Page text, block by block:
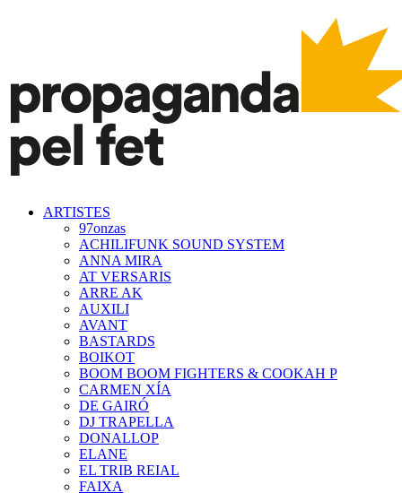
ARTISTES
97onzas
ACHILIFUNK SOUND SYSTEM
ANNA MIRA
AT VERSARIS
ARRE AK
AUXILI
AVANT
BASTARDS
BOIKOT
BOOM BOOM FIGHTERS & COOKAH P
CARMEN XÍA
DE GAIRÓ
DJ TRAPELLA
DONALLOP
ELANE
EL TRIB REIAL
FAIXA